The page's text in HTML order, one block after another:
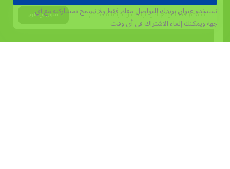
يستخدم هذا الموقع الكوكيز لتحسين تجربة المستخدم. قبول وإغلاق
نستخدم عنوان بريدك للتواصل معك فقط ولا نسمح بمشاركته مع أي
جهةويمكنك إلغاء الاشتراك في أي وقت